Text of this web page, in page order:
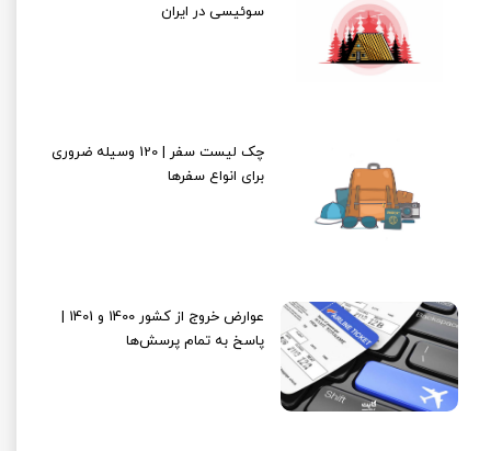
سوئیسی در ایران
چک لیست سفر | 120 وسیله ضروری
برای انواع سفرها
عوارض خروج از کشور 1400 و 1401 |
پاسخ به تمام پرسش‌ها